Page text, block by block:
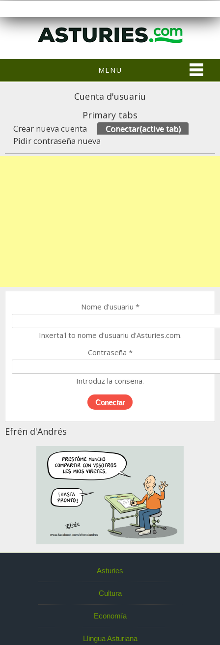
MENU
Cuenta d'usuariu
Primary tabs
Crear nueva cuenta Conectar(active tab)
Pidir contraseña nueva
Nome d'usuariu *
Inxerta'l to nome d'usuariu d'Asturies.com.
Contraseña *
Introduz la conseña.
Efrén d'Andrés
Asturies
Cultura
Economía
Llingua Asturiana